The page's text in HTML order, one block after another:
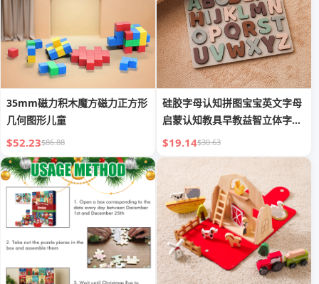
35mm磁力积木魔方磁力正方形
几何图形儿童
$52.23$86.88
硅胶字母认知拼图宝宝英文字母
启蒙认知教具早教益智立体字母
拼图
$19.14$30.63